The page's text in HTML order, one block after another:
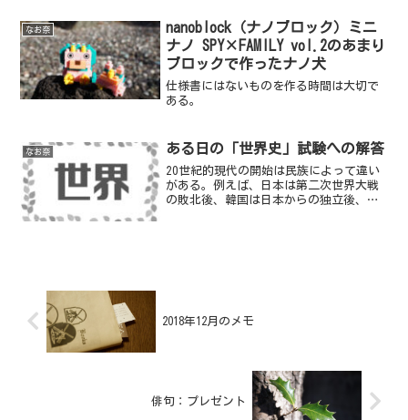
なお奈
nanoblock（ナノブロック）ミニ
ナノ SPY×FAMILY vol.2のあまり
ブロックで作ったナノ犬
仕様書にはないものを作る時間は大切で
ある。
なお奈 ある日の「世界史」試験への解答
20世紀的現代の開始は民族によって違い
がある。例えば、日本は第二次世界大戦
の敗北後、韓国は日本からの独立後、ア
2018年12月のメモ
俳句：プレゼント